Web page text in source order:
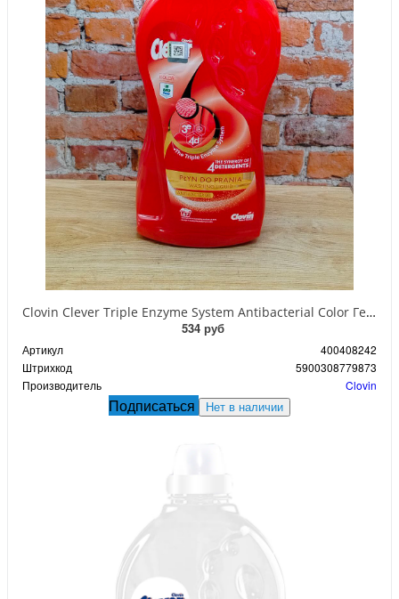
Clovin Clever Triple Enzyme System Antibacterial Color Гель антибактериальный с тройной системой энзимов для стирки цветных тканей 2 л на 67 стирок
534 руб
Артикул
400408242
Штрихкод
5900308779873
Производитель
Clovin
Подписаться Нет в наличии